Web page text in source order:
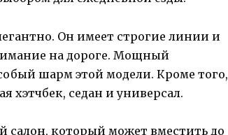
Он имеет строгие линии и
на дороге. Мощный
шарм этой модели. Кроме того,
хэтчбек, седан и универсал.
который может вместить до